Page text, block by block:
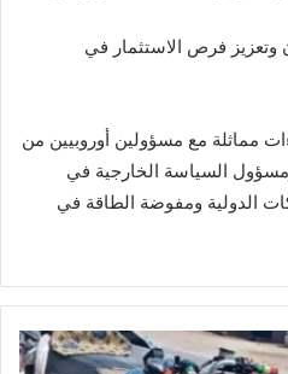
وتعزيز فرص الاستثمار في
مماثلة مع مسؤولين أوروبيين من
السياسة الخارجية في
الدولية ومفوضة الطاقة في